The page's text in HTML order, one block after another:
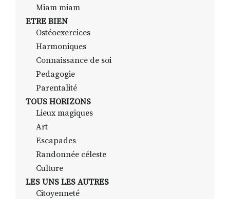
Miam miam
ETRE BIEN
Ostéoexercices
Harmoniques
Connaissance de soi
Pedagogie
Parentalité
TOUS HORIZONS
Lieux magiques
Art
Escapades
Randonnée céleste
Culture
LES UNS LES AUTRES
Citoyenneté